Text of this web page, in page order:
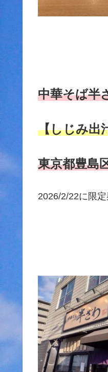
中華そば半
【しじみ出
東京都豊島
2026/2/22に限